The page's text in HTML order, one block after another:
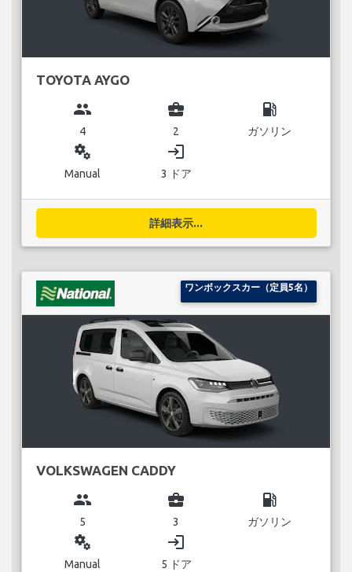
TOYOTA AYGO
group
4
business_center
2
local_gas_station
ガソリン
miscellaneous_services
Manual
login
3 ドア
詳細表示...
ワンボックスカー（定員5名）
VOLKSWAGEN CADDY
group
5
business_center
3
local_gas_station
ガソリン
miscellaneous_services
Manual
login
5 ドア